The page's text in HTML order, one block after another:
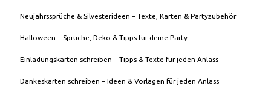
Neujahrssprüche & Silvesterideen – Texte, Karten & Partyzubehör
Halloween – Sprüche, Deko & Tipps für deine Party
Einladungskarten schreiben – Tipps & Texte für jeden Anlass
Dankeskarten schreiben – Ideen & Vorlagen für jeden Anlass